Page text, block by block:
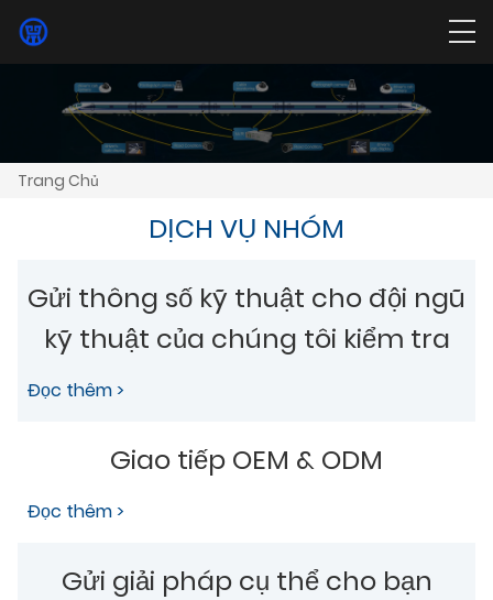
Trang Chủ
DỊCH VỤ NHÓM
Gửi thông số kỹ thuật cho đội ngũ
kỹ thuật của chúng tôi kiểm tra
Đọc thêm >
Giao tiếp OEM & ODM
Đọc thêm >
Gửi giải pháp cụ thể cho bạn